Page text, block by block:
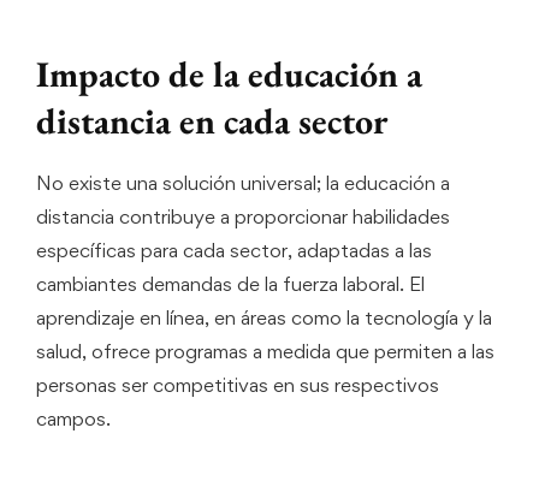
Impacto de la educación a
distancia en cada sector
No existe una solución universal; la educación a
distancia contribuye a proporcionar habilidades
específicas para cada sector, adaptadas a las
cambiantes demandas de la fuerza laboral. El
aprendizaje en línea, en áreas como la tecnología y la
salud, ofrece programas a medida que permiten a las
personas ser competitivas en sus respectivos
campos.